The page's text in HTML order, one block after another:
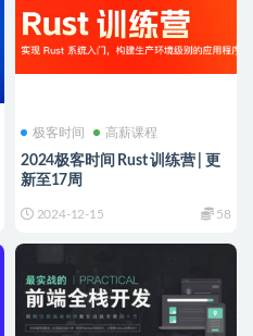
极客时间 高薪课程
2024极客时间 Rust 训练营 | 更
新至17周
2024-12-15 58